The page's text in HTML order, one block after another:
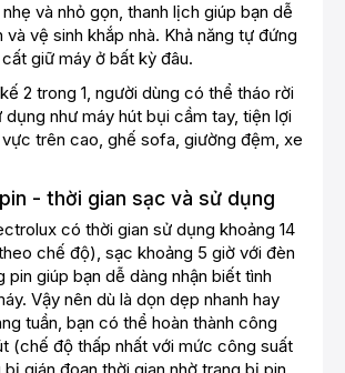
và nhỏ gọn, thanh lịch giúp bạn dễ
vệ sinh khắp nhà. Khả năng tự đứng
giữ máy ở bất kỳ đâu.
2 trong 1, người dùng có thể tháo rời
dụng như máy hút bụi cầm tay, tiện lợi
vực trên cao, ghế sofa, giường đệm, xe
- thời gian sạc và sử dụng
có thời gian sử dụng khoảng 14
chế độ), sạc khoảng 5 giờ với đèn
pin giúp bạn dễ dàng nhận biết tình
Vậy nên dù là dọn dẹp nhanh hay
tuần, bạn có thể hoàn thành công
(chế độ thấp nhất với mức công suất